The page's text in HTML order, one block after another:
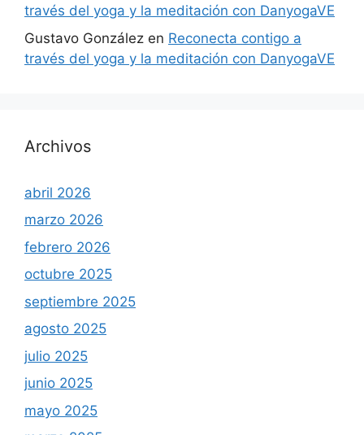
través del yoga y la meditación con DanyogaVE
Gustavo González en Reconecta contigo a
través del yoga y la meditación con DanyogaVE
Archivos
abril 2026
marzo 2026
febrero 2026
octubre 2025
septiembre 2025
agosto 2025
julio 2025
junio 2025
mayo 2025